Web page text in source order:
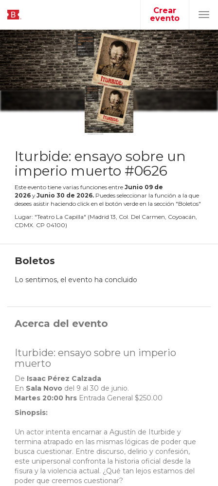
Crear
evento
Iturbide: ensayo sobre un
imperio muerto #0626
Este evento tiene varias funciones entre Junio 09 de
2026 yJunio 30 de 2026. Puedes seleccionar la función a la que
desees asistir haciendo click en el botón verde en la sección "Boletos"
Lugar: "Teatro La Capilla" (Madrid 13, Col. Del Carmen, Coyoacán,
CDMX. CP 04100)
Boletos
Lo sentimos, el evento ha concluido
Acerca del evento
Iturbide: ensayo sobre un imperio
muerto
De Isaac Pérez Calzada
En Sala Novo del 9 al 30 de junio.
Martes 20:00 hrs Entrada General $250.00
Sinopsis:
Un actor intenta encarnar a Agustín de Iturbide y
termina atrapado en las mismas lógicas de poder que
busca cuestionar. Entre discurso, delirio y confesión,
este unipersonal confronta la historia oficial desde la
fisura y la violencia actual. ¿Qué tan lejos estamos del
poder que creemos cuestionar?